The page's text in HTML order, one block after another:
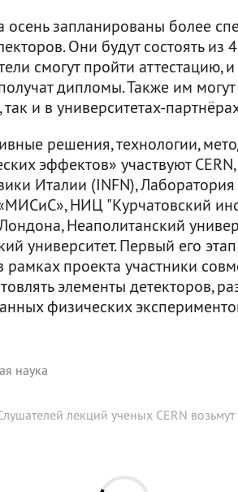
осень запланированы более
Они будут состоять из
смогут пройти аттестацию,
дипломы. Также им
и в университетах-
решения, технологии,
эффектов» участвуют
Италии (INFN),
НИЦ "Курчатовский
Неаполитанский
университет. Первый его этап
рамках проекта участники
элементы детекторов,
физических
наука
лекций ученых CERN